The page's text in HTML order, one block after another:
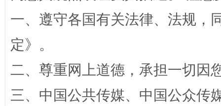
规模最大的光氢储一体化项目 走
一、遵守各国有关法律、法规，
定》。
二、尊重网上道德，承担一切因
三、中国公共传媒、中国公众传